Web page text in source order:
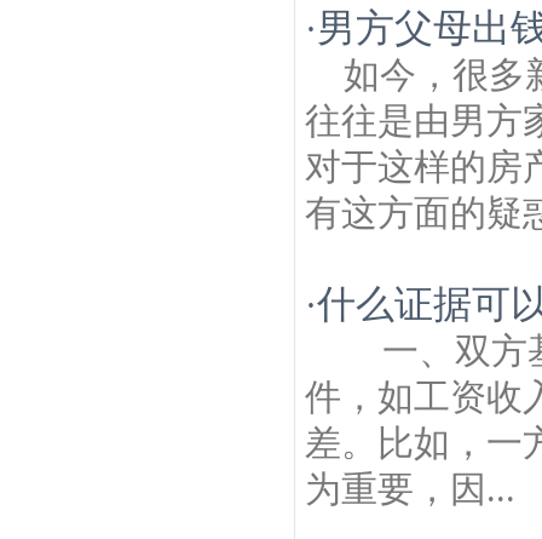
·男方父母出
如今，很多
往往是由男方
对于这样的房
有这方面的疑
·什么证据可
一、双方
件，如工资收
差。比如，一
为重要，因...